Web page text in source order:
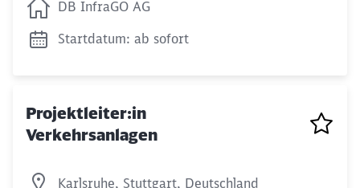
DB InfraGO AG
Startdatum: ab sofort
Projektleiter:in
Verkehrsanlagen
Karlsruhe, Stuttgart, Deutschland